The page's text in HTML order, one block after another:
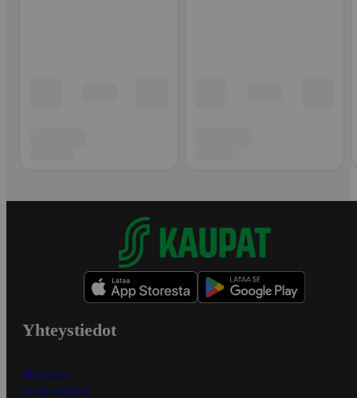
Yhteystiedot
Myymälät
Asiakaspalvelu